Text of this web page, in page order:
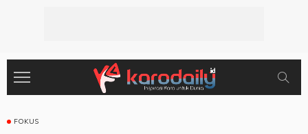
FOKUS